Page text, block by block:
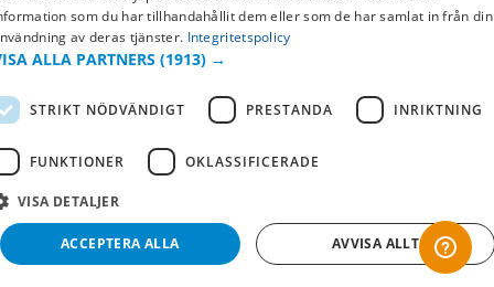
Copyright © 2019 This site is Licensed to 377 Sport AB
FI
som du har tillhandahållit dem eller som de har samlat in från din
av deras tjänster. Integritetspolicy
ALLA PARTNERS (1913) →
STRIKT NÖDVÄNDIGT PRESTANDA INRIKTNING
FUNKTIONER OKLASSIFICERADE
VISA DETALJER
ACCEPTERA ALLA AVVISA ALLT